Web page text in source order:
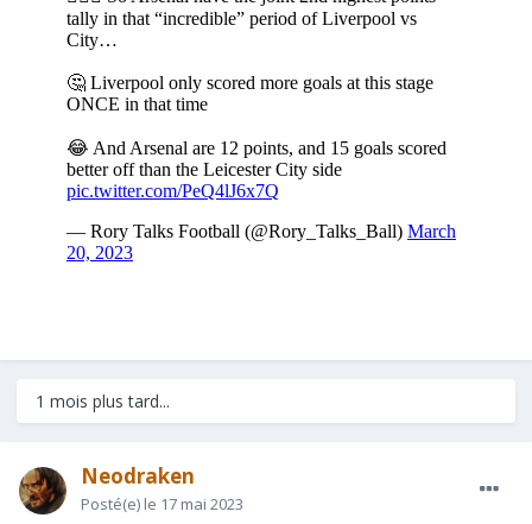
1 mois plus tard...
Neodraken
Posté(e) le 17 mai 2023